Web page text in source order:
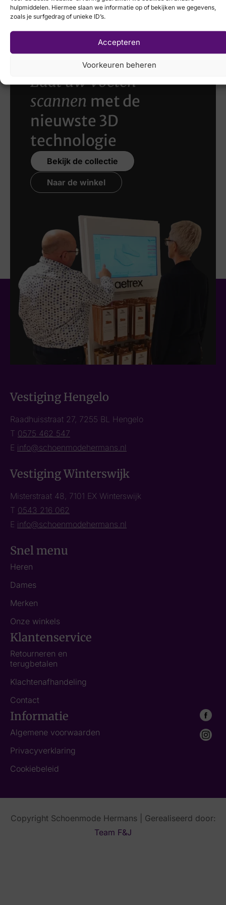
hulpmiddelen. Hiermee slaan we informatie op of bekijken we gegevens,
zoals je surfgedrag of unieke ID’s.
Accepteren
Voorkeuren beheren
Breedtemaat
Laat uw voeten
scannen met de
nieuwste 3D
technologie
Bekijk de collectie
Naar de winkel
Vestiging Hengelo
Raadhuisstraat 27, 7255 BL Hengelo
T 0575 462 547
E info@schoenmodehermans.nl
Vestiging Winterswijk
Misterstraat 48, 7101 EX Winterswijk
T 0543 216 062
E info@schoenmodehermans.nl
Snel menu
Heren
Dames
Merken
Onze winkels
Klantenservice
Retourneren en
terugbetalen
Klachtenafhandeling
Contact
Informatie
Algemene voorwaarden
Privacyverklaring
Cookiebeleid
Copyright Schoenmode Hermans | Gerealiseerd door:
Team F&J